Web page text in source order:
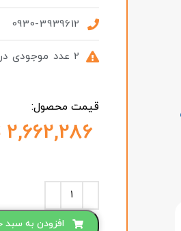
0930-3939612
2 عدد موجودی در انبار
قیمت محصول:
افزودن به سبد